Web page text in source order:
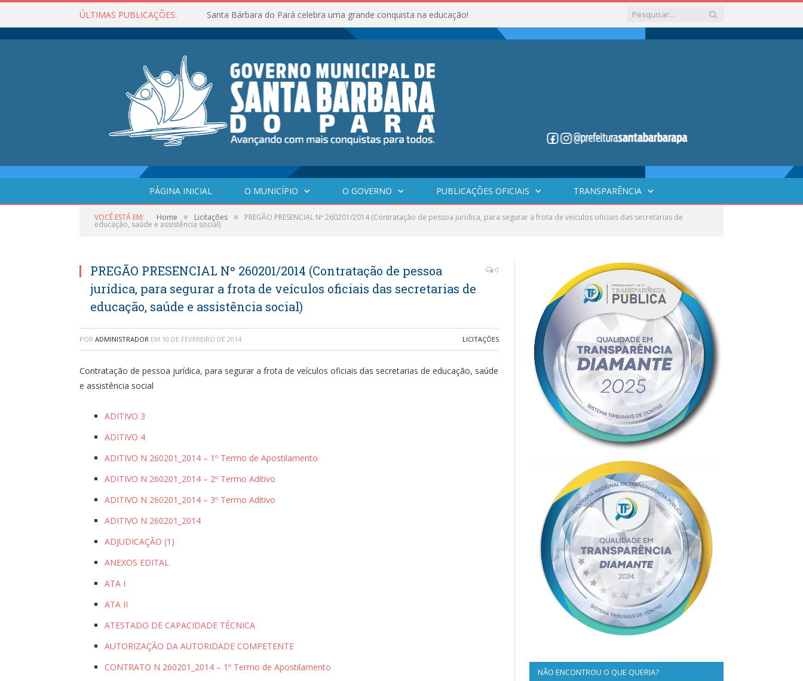
ÚLTIMAS PUBLICAÇÕES: Santa Bárbara do Pará celebra uma grande conquista na educação!
PÁGINA INICIAL O MUNICÍPIO O GOVERNO PUBLICAÇÕES OFICIAIS TRANSPARÊNCIA
VOCÊ ESTÁ EM: Home » Licitações » PREGÃO PRESENCIAL Nº 260201/2014 (Contratação de pessoa jurídica, para segurar a frota de veículos oficiais das secretarias de
educação, saúde e assistência social)
PREGÃO PRESENCIAL Nº 260201/2014 (Contratação de pessoa
jurídica, para segurar a frota de veículos oficiais das secretarias de
educação, saúde e assistência social)
0
POR ADMINISTRADOR EM 10 DE FEVEREIRO DE 2014 LICITAÇÕES
Contratação de pessoa jurídica, para segurar a frota de veículos oficiais das secretarias de educação, saúde
e assistência social
ADITIVO 3
ADITIVO 4
ADITIVO N 260201_2014 – 1º Termo de Apostilamento
ADITIVO N 260201_2014 – 2º Termo Aditivo
ADITIVO N 260201_2014 – 3º Termo Aditivo
ADITIVO N 260201_2014
ADJUDICAÇÃO (1)
ANEXOS EDITAL
ATA I
ATA II
ATESTADO DE CAPACIDADE TÉCNICA
AUTORIZAÇÃO DA AUTORIDADE COMPETENTE
CONTRATO N 260201_2014 – 1º Termo de Apostilamento
NÃO ENCONTROU O QUE QUERIA?